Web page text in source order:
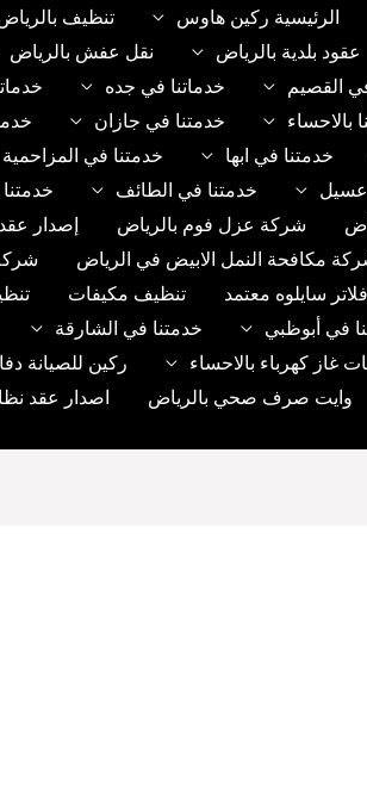
الرئيسية ركين هاوس تنظيف
عقود بلدية بالرياض نقل عفش بالرياض
القصيم خدماتنا في جده
بالاحساء خدمتنا في جازان
خدمتنا في ابها خدمتنا في المزاحمية
عسيل خدمتنا في الطائف
شركة عزل فوم بالرياض
إصدار
مكافحة النمل الابيض في الرياض
سايلوه معتمد تنظيف مكيفات
في أبوظبي خدمتنا في الشارقة
غاز كهرباء بالاحساء
ركين للصيانة
وايت صرف صحي بالرياض
اصدار عقد